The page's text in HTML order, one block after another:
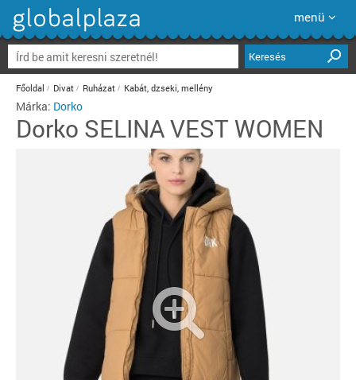
menü
Keresés
Főoldal Divat Ruházat Kabát, dzseki, mellény
Márka: Dorko
Dorko SELINA VEST WOMEN